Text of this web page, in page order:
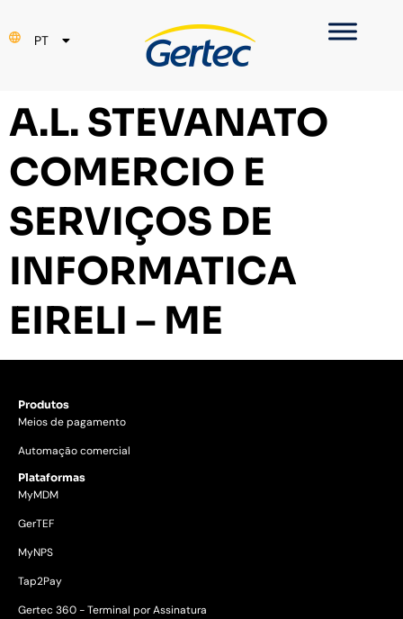
PT
ES
A.L. STEVANATO
COMERCIO E
SERVIÇOS DE
INFORMATICA
EIRELI – ME
Produtos
Meios de pagamento
Automação comercial
Plataformas
MyMDM
GerTEF
MyNPS
Tap2Pay
Gertec 360 - Terminal por Assinatura